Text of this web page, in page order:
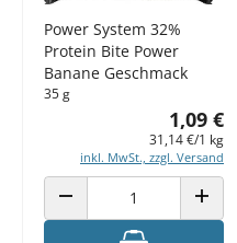
Power System 32%
Protein Bite Power
Banane Geschmack
35 g
1,09 €
31,14 €/1 kg
inkl. MwSt., zzgl. Versand
ANZAHL VERRINGERN